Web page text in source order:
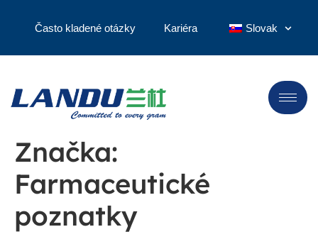
Často kladené otázky Kariéra Slovak
Značka:
Farmaceutické
poznatky